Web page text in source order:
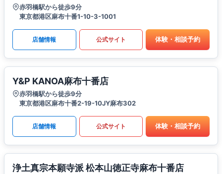
赤羽橋駅から徒歩9分
東京都港区麻布十番1-10-3-1001
店舗情報 公式サイト 体験・相談予約
Y&P KANOA麻布十番店
赤羽橋駅から徒歩9分
東京都港区麻布十番2-19-10JY麻布302
店舗情報 公式サイト 体験・相談予約
浄土真宗本願寺派 松本山徳正寺麻布十番店